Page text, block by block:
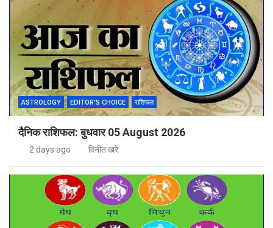
ASTROLOGY EDITOR'S CHOICE राशिफल
दैनिक राशिफल: बुधवार 05 August 2026
2 days ago विनीत खरे